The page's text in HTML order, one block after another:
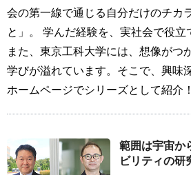
会の第一線で通じる自分だけのチカ
と」。 学んだ経験を、実社会で役立
また、東京工科大学には、想像がつ
学びが溢れています。そこで、興味
ホームページでシリーズとして紹介！
範囲は宇宙か
ビリティの研